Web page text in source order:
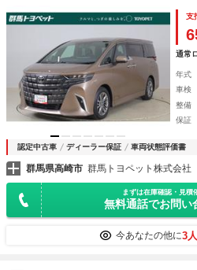
ー ＢＳＭ レーダークルーズ 車
ソナー シートヒーター＆クール
ワーバックドア ＡＣ１００Ｖ－
支
通常
年式
車検
整備
保証
認定中古車 ディーラー保証 車両状態評価書
群馬県高崎市 群馬トヨペット株式会
まずは在庫確認・見積
無料通話でお問い
今あなたの他に3人